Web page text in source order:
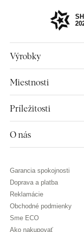
Výrobky
Miestnosti
Príležitosti
O nás
Garancia spokojnosti
Doprava a platba
Reklamácie
Obchodné podmienky
Sme ECO
Ako nakupovať